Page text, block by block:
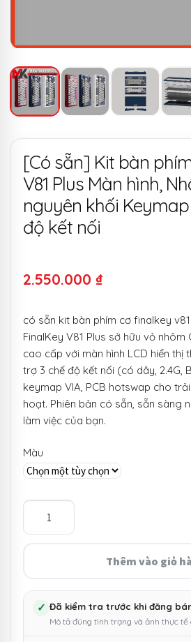
[Có sẵn] Kit bàn
V81 Plus Màn hình,
nguyên khối Keymap
độ kết nối
2.550.000 ₫
có sẵn kit bàn phím cơ finalkey
FinalKey V81 Plus sở hữu vỏ nhôm
cao cấp với màn hình LCD hiển thị
trợ 3 chế độ kết nối (có dây, 2.4G,
keymap VIA, PCB hotswap cho
hoạt. Phiên bản có sẵn, sẵn sàng
làm việc của bạn.
Màu
[Có
cơ
FinalKey
Thêm vào giỏ
✓ Đã kiểm tra trước khi đăng
Mô tả đúng tình trạng và ảnh thực tế